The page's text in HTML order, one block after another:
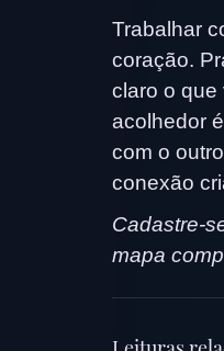
Trabalhar
coração.
claro o que
acolhedor
com o
conexão
Cadastre-
mapa